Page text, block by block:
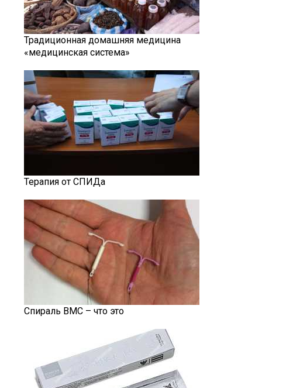
Традиционная домашняя медицина
«медицинская система»
Терапия от СПИДа
Спираль ВМС – что это